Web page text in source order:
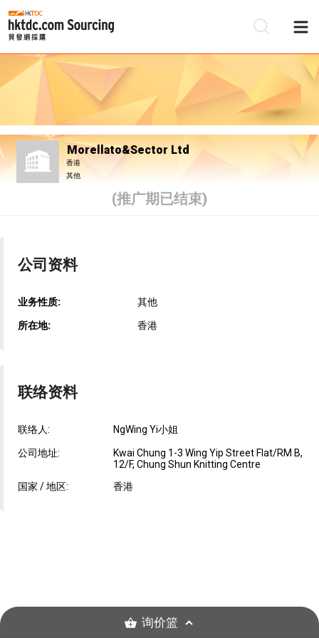
Morellato&Sector Ltd
香港
其他
(推广期已结束)
公司资料
业务性质: 其他
所在地: 香港
联络资料
联络人: NgWing Yi小姐
公司地址:
Kwai Chung 1-3 Wing Yip Street Flat/RM B,
12/F, Chung Shun Knitting Centre
国家 / 地区:
香港
询价篮